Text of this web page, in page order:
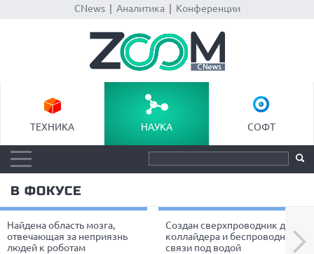
CNews| Аналитика| Конференции
ТЕХНИКА НАУКА СОФТ
В ФОКУСЕ
Найдена область мозга,
отвечающая за неприязнь
людей к роботам
Создан сверхпроводник для
коллайдера и беспроводной
связи под водой
Next